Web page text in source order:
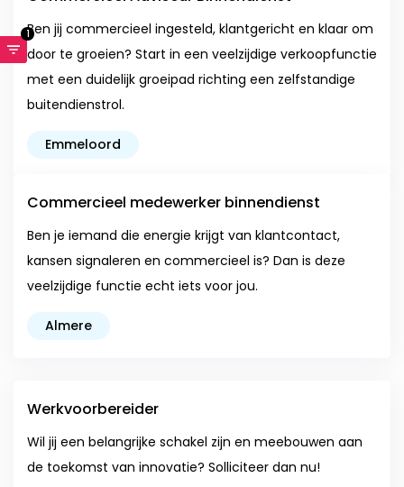
Ben jij commercieel ingesteld, klantgericht en klaar om
door te groeien? Start in een veelzijdige verkoopfunctie
met een duidelijk groeipad richting een zelfstandige
buitendienstrol.
Emmeloord
Commercieel medewerker binnendienst
Ben je iemand die energie krijgt van klantcontact,
kansen signaleren en commercieel is? Dan is deze
veelzijdige functie echt iets voor jou.
Almere
Werkvoorbereider
Wil jij een belangrijke schakel zijn en meebouwen aan
de toekomst van innovatie? Solliciteer dan nu!
1